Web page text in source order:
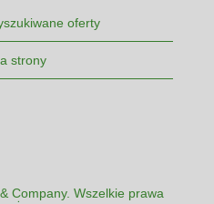
oferty
strony
Company. Wszelkie prawa